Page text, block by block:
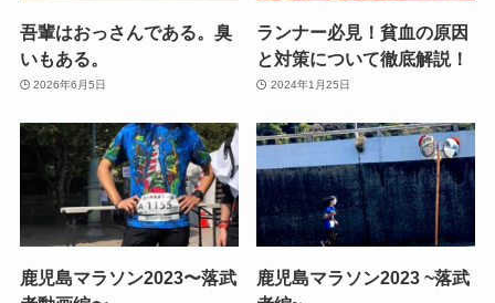
吾輩はおっさんである。臭
いもある。
2026年6月5日
ランナー必見！貧血の原因
と対策について徹底解説！
2024年1月25日
鹿児島マラソン2023〜落武
鹿児島マラソン2023 ~落武